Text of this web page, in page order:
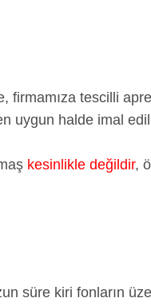
firmamıza tescilli
uygun halde imal
kesinlikle değildir,
süre kiri fonların